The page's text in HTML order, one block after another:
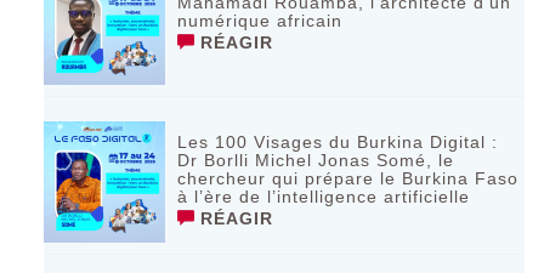
numérique africain
RÉAGIR
Les 100 Visages du Burkina Digital :
Dr Borlli Michel Jonas Somé, le
chercheur qui prépare le Burkina Faso
à l’ère de l’intelligence artificielle
RÉAGIR